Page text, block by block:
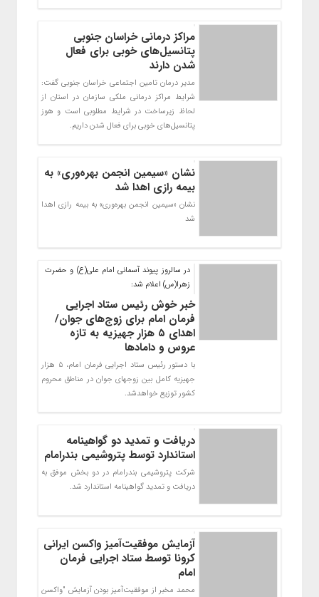
مراکز درمانی خراسان جنوبی
پتانسیل‌های خوبی برای فعال
شدن دارند
مدیر درمان تامین اجتماعی خراسان جنوبی گفت:
شرایط مراکز درمانی ملکی سازمان در استان از
لحاظ زیرساخت در شرایط مطلوبی است و هوز
پتانسیل‌های خوبی برای فعال شدن داریم.
نشان «سیمین انجمن بهره‌وری» به
بیمه رازی اهدا شد
نشان «سیمین انجمن بهره‌وری» به بیمه رازی اهدا
شد
در سالروز پیوند آسمانی امام علی(ع) و حضرت
زهرا(س) اعلام شد:
خبر خوش رئیس ستاد اجرایی
فرمان امام برای زوج‌های جوان/
اهدای ۵ هزار جهیزیه به تازه
عروس و دامادها
با دستور رئیس ستاد اجرایی فرمان امام، 5 هزار
جهیزیه کامل بین زوجهای جوان در مناطق محروم
کشور توزیع خواهدشد.
دریافت و تمدید دو گواهینامه
استاندارد توسط پتروشیمی بندرامام
شرکت پتروشیمی بندرامام در دو بخش موفق به
دریافت و تمدید گواهینامه استاندارد شد.
آزمایش موفقیت‌آمیز واکسن ایرانی
کرونا توسط ستاد اجرایی فرمان
امام
محمد مخبر از موفقیت‌آمیز بودن آزمایش "واکسن